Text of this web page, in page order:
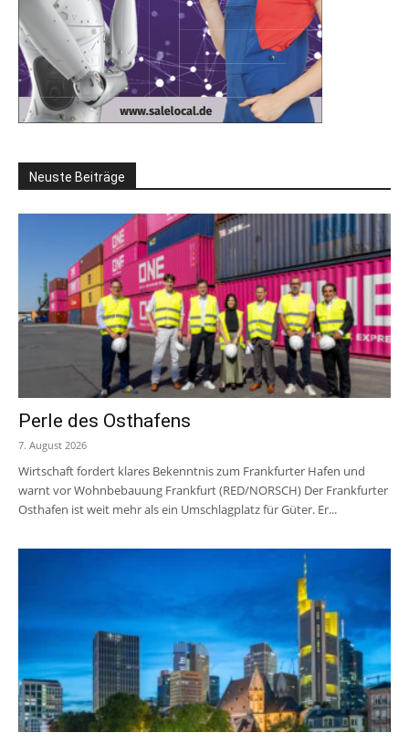
Neuste Beiträge
Perle des Osthafens
7. August 2026
Wirtschaft fordert klares Bekenntnis zum Frankfurter Hafen und
warnt vor Wohnbebauung Frankfurt (RED/NORSCH) Der Frankfurter
Osthafen ist weit mehr als ein Umschlagplatz für Güter. Er...